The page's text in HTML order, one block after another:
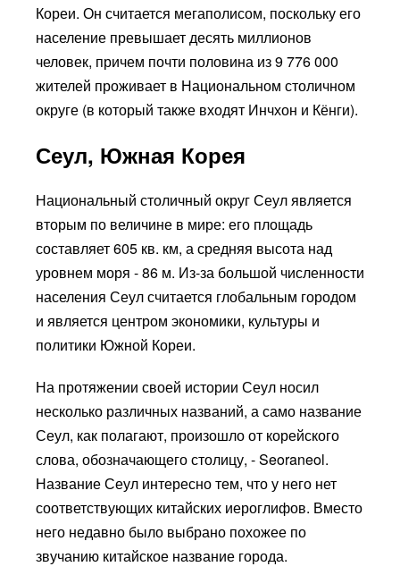
Кореи. Он считается мегаполисом, поскольку его
население превышает десять миллионов
человек, причем почти половина из 9 776 000
жителей проживает в Национальном столичном
округе (в который также входят Инчхон и Кёнги).
Сеул, Южная Корея
Национальный столичный округ Сеул является
вторым по величине в мире: его площадь
составляет 605 кв. км, а средняя высота над
уровнем моря - 86 м. Из-за большой численности
населения Сеул считается глобальным городом
и является центром экономики, культуры и
политики Южной Кореи.
На протяжении своей истории Сеул носил
несколько различных названий, а само название
Сеул, как полагают, произошло от корейского
слова, обозначающего столицу, - Seoraneol.
Название Сеул интересно тем, что у него нет
соответствующих китайских иероглифов. Вместо
него недавно было выбрано похожее по
звучанию китайское название города.